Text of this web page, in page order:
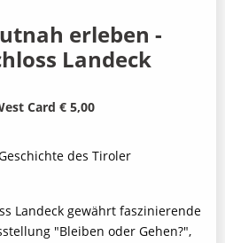
erleben -
Landeck
Card € 5,00
des Tiroler
Landeck gewährt faszinierende
"Bleiben oder Gehen?",